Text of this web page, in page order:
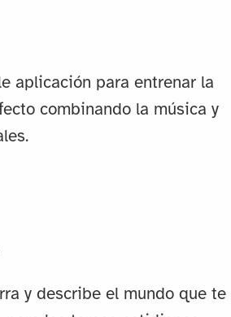
aplicación para entrenar la
combinando la música y
y describe el mundo que te